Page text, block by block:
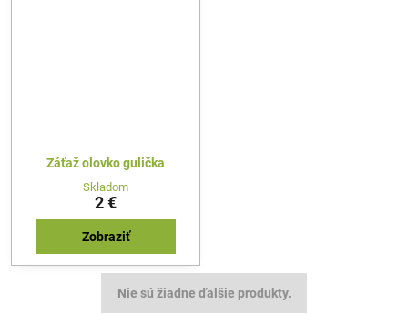
Záťaž olovko gulička
Skladom
2 €
Zobraziť
Nie sú žiadne ďalšie produkty.